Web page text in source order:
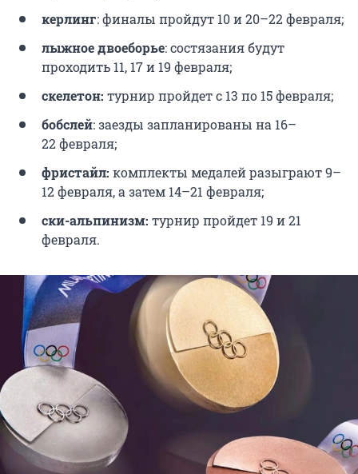
керлинг: финалы пройдут 10 и 20–22 февраля;
лыжное двоеборье: состязания будут
проходить 11, 17 и 19 февраля;
скелетон: турнир пройдет с 13 по 15 февраля;
бобслей: заезды запланированы на 16–
22 февраля;
фристайл: комплекты медалей разыграют 9–
12 февраля, а затем 14–21 февраля;
ски-альпинизм: турнир пройдет 19 и 21
февраля.